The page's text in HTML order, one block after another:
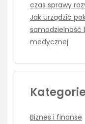
czas sprawy
Jak urządzić
samodzielność
medycznej
Kategorie
Biznes i finanse